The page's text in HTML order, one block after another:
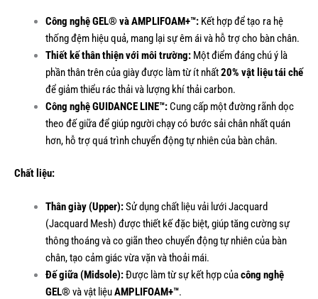
Công nghệ GEL® và AMPLIFOAM+™:Kết hợp để tạo ra hệ
thống đệm hiệu quả, mang lại sự êm ái và hỗ trợ cho bàn chân.
Thiết kế thân thiện với môi trường:Một điểm đáng chú ý là
phần thân trên của giày được làm từ ít nhất20% vật liệu tái chế
để giảm thiểu rác thải và lượng khí thải carbon.
Công nghệ GUIDANCE LINE™:Cung cấp một đường rãnh dọc
theo đế giữa để giúp người chạy có bước sải chân nhất quán
hơn, hỗ trợ quá trình chuyển động tự nhiên của bàn chân.
Chất liệu:
Thân giày (Upper):Sử dụng chất liệu vải lưới Jacquard
(Jacquard Mesh) được thiết kế đặc biệt, giúp tăng cường sự
thông thoáng và co giãn theo chuyển động tự nhiên của bàn
chân, tạo cảm giác vừa vặn và thoải mái.
Đế giữa (Midsole):Được làm từ sự kết hợp củacông nghệ
GEL® và vật liệuAMPLIFOAM+™.